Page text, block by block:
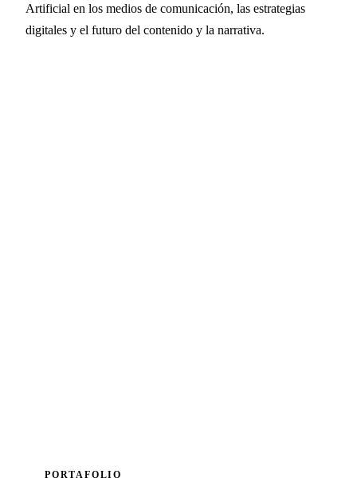
Artificial en los medios de comunicación, las estrategias
digitales y el futuro del contenido y la narrativa.
PORTAFOLIO